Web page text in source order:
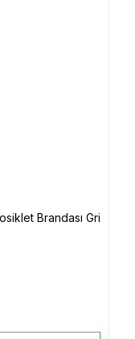
Brandası Gri